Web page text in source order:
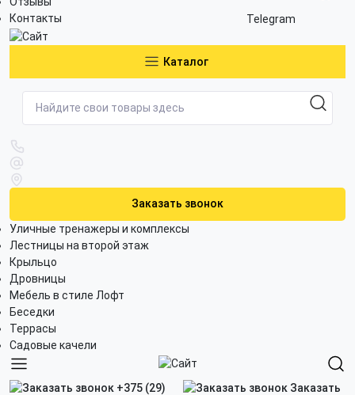
Контакты
Telegram
Каталог
Заказать звонок
Уличные тренажеры и комплексы
Лестницы на второй этаж
Крыльцо
Дровницы
Мебель в стиле Лофт
Беседки
Террасы
Садовые качели
+375 (29)
Заказать